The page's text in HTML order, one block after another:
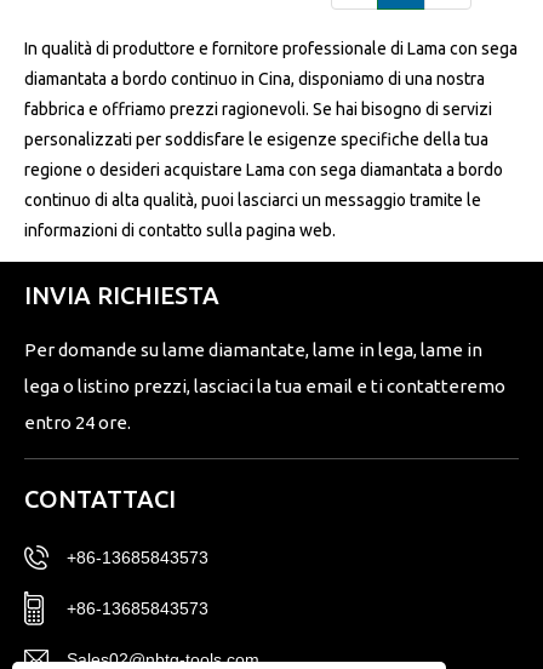
In qualità di produttore e fornitore professionale di Lama con sega
diamantata a bordo continuo in Cina, disponiamo di una nostra
fabbrica e offriamo prezzi ragionevoli. Se hai bisogno di servizi
personalizzati per soddisfare le esigenze specifiche della tua
regione o desideri acquistare Lama con sega diamantata a bordo
continuo di alta qualità, puoi lasciarci un messaggio tramite le
informazioni di contatto sulla pagina web.
INVIA RICHIESTA
Per domande su lame diamantate, lame in lega, lame in
lega o listino prezzi, lasciaci la tua email e ti contatteremo
entro 24 ore.
CONTATTACI
+86-13685843573
+86-13685843573
Sales02@nbtg-tools.com